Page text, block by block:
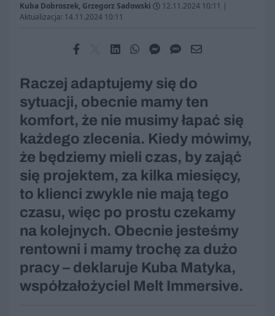
Kuba Dobroszek, Grzegorz Sadowski 12.11.2024 10:11 |
Aktualizacja: 14.11.2024 10:11
Raczej adaptujemy się do
sytuacji, obecnie mamy ten
komfort, że nie musimy łapać się
każdego zlecenia. Kiedy mówimy,
że będziemy mieli czas, by zająć
się projektem, za kilka miesięcy,
to klienci zwykle nie mają tego
czasu, więc po prostu czekamy
na kolejnych. Obecnie jesteśmy
rentowni i mamy trochę za dużo
pracy – deklaruje Kuba Matyka,
współzałożyciel Melt Immersive.